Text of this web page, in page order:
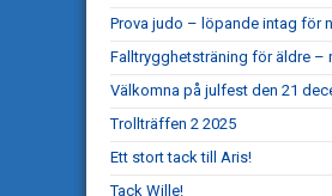
Prova judo – löpande intag för
Falltrygghetsträning för äldre –
Välkomna på julfest den 21
Trollträffen 2 2025
Ett stort tack till Aris!
Tack Wille!